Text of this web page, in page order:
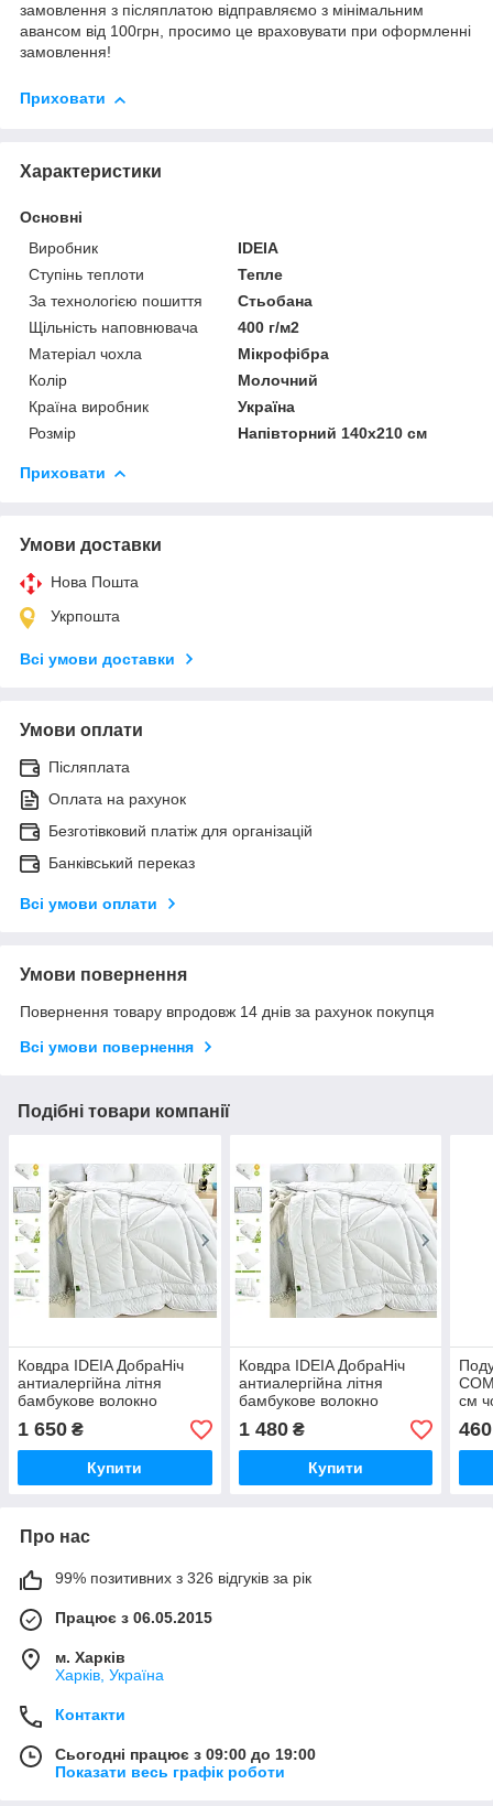
замовлення з післяплатою відправляємо з мінімальним
авансом від 100грн, просимо це враховувати при оформленні
замовлення!
Приховати
Характеристики
Основні
Виробник
IDEIA
Ступінь теплоти
Тепле
За технологією пошиття
Стьобана
Щільність наповнювача
400 г/м2
Матеріал чохла
Мікрофібра
Колір
Молочний
Країна виробник
Україна
Розмір
Напівторний 140х210 см
Приховати
Умови доставки
Нова Пошта
Укрпошта
Всі умови доставки
Умови оплати
Післяплата
Оплата на рахунок
Безготівковий платіж для організацій
Банківський переказ
Всі умови оплати
Умови повернення
Повернення товару впродовж 14 днів за рахунок покупця
Всі умови повернення
Подібні товари компанії
Ковдра IDEIA ДобраНіч
антиалергійна літня
бамбукове волокно
200*220 євро
1 650 ₴
Купити
Ковдра IDEIA ДобраНіч
антиалергійна літня
бамбукове волокно
170*210 двоспальна
1 480₴
Купити
см
460
Про нас
99% позитивних з 326 відгуків за рік
Працює з 06.05.2015
м. Харків
Харків, Україна
Контакти
Сьогодні працює з 09:00 до 19:00
Показати весь графік роботи